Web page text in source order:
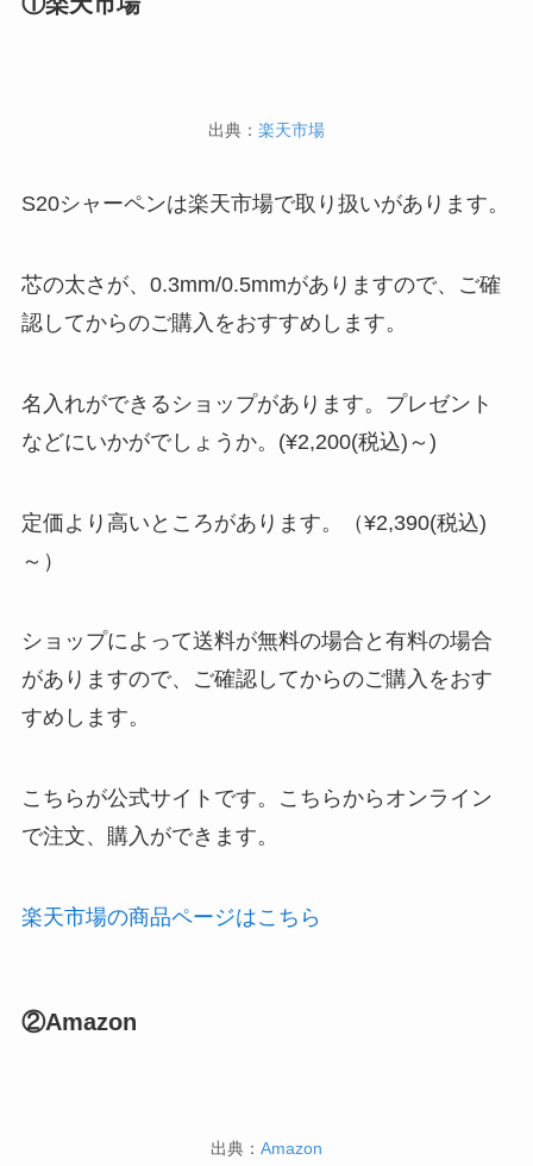
出典： 楽天市場
S20シャーペンは楽天市場で取り扱いがあります。
芯の太さが、0.3mm/0.5mmがありますので、ご確
認してからのご購入をおすすめします。
名入れができるショップがあります。プレゼント
などにいかがでしょうか。(¥2,200(税込)～)
定価より高いところがあります。（¥2,390(税込)
～）
ショップによって送料が無料の場合と有料の場合
がありますので、ご確認してからのご購入をおす
すめします。
こちらが公式サイトです。こちらからオンライン
で注文、購入ができます。
楽天市場の商品ページはこちら
②Amazon
出典： Amazon